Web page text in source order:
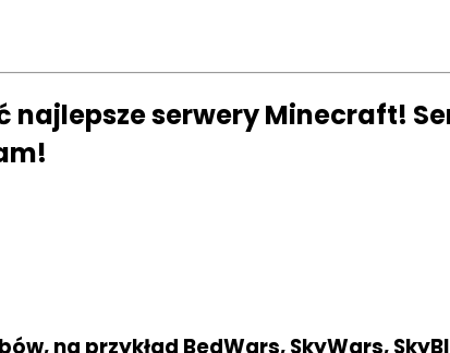
serwery Minecraft!
na przykład BedWars, SkyWars,